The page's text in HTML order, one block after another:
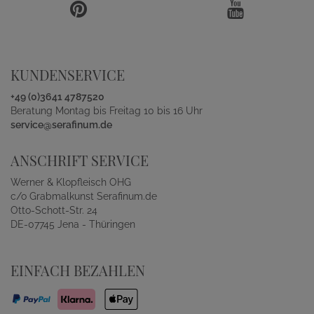
KUNDENSERVICE
+49 (0)3641 4787520
Beratung Montag bis Freitag 10 bis 16 Uhr
service@serafinum.de
ANSCHRIFT SERVICE
Werner & Klopfleisch OHG
c/o Grabmalkunst Serafinum.de
Otto-Schott-Str. 24
DE-07745 Jena - Thüringen
EINFACH BEZAHLEN